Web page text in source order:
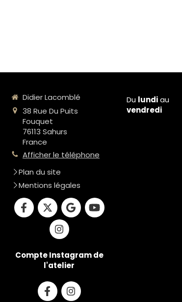
Didier Lacomblé
38 Rue Du Puits
Fouquet
76113 Sahurs
France
Afficher le téléphone
Plan du site
Mentions légales
Compte Instagram de
l'atelier
Du lundiau
vendredi